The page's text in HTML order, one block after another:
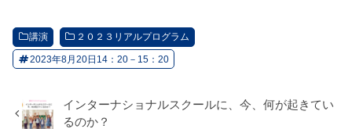
講演 ２０２３リアルプログラム
2023年8月20日14：20－15：20
インターナショナルスクールに、今、何が起きてい
るのか？